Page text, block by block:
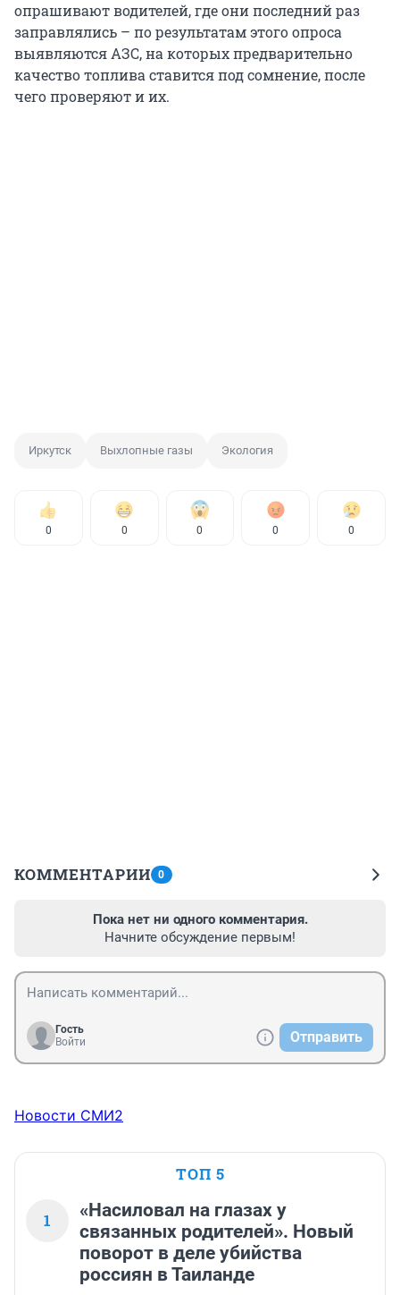
опрашивают водителей, где они последний раз
заправлялись – по результатам этого опроса
выявляются АЗС, на которых предварительно
качество топлива ставится под сомнение, после
чего проверяют и их.
Иркутск Выхлопные газы Экология
0 0 0 0 0
КОММЕНТАРИИ 0
Пока нет ни одного комментария.
Начните обсуждение первым!
Гость
Войти
Отправить
Новости СМИ2
ТОП 5
1
«Насиловал на глазах у
связанных родителей». Новый
поворот в деле убийства
россиян в Таиланде